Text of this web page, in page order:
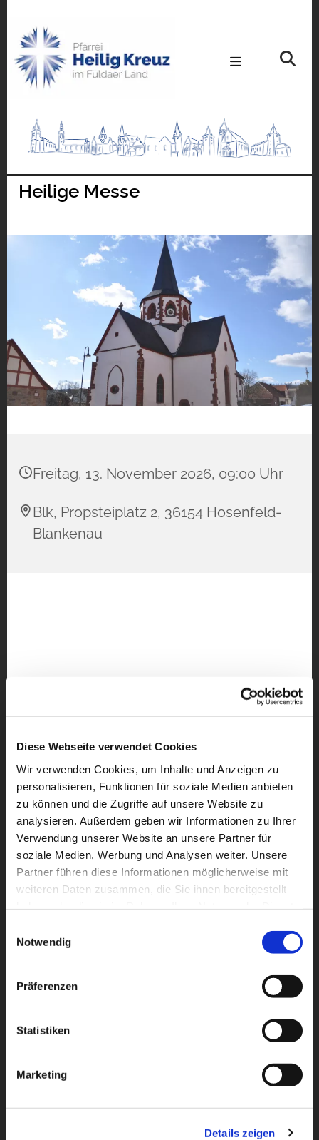
Diese Webseite verwendet Cookies
Wir verwenden Cookies, um Inhalte und Anzeigen zu
personalisieren, Funktionen für soziale Medien anbieten
zu können und die Zugriffe auf unsere Website zu
analysieren. Außerdem geben wir Informationen zu Ihrer
Verwendung unserer Website an unsere Partner für
soziale Medien, Werbung und Analysen weiter. Unsere
Partner führen diese Informationen möglicherweise mit
weiteren Daten zusammen, die Sie ihnen bereitgestellt
Notwendig
Präferenzen
Statistiken
Marketing
Details zeigen
Heilige Messe
Freitag, 13. November 2026, 09:00 Uhr
Blk, Propsteiplatz 2, 36154 Hosenfeld-
Blankenau
Dies könnte Sie auch
interessieren